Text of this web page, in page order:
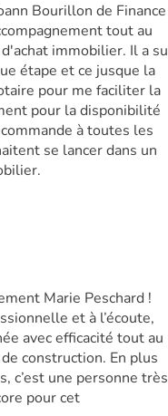
Bourillon de Finance
tout au
immobilier. Il a su
étape et ce jusque la
pour me faciliter la
pour la disponibilité
à toutes les
se lancer dans un
Marie Peschard !
et à l’écoute,
avec efficacité tout au
construction. En plus
c’est une personne très
pour cet